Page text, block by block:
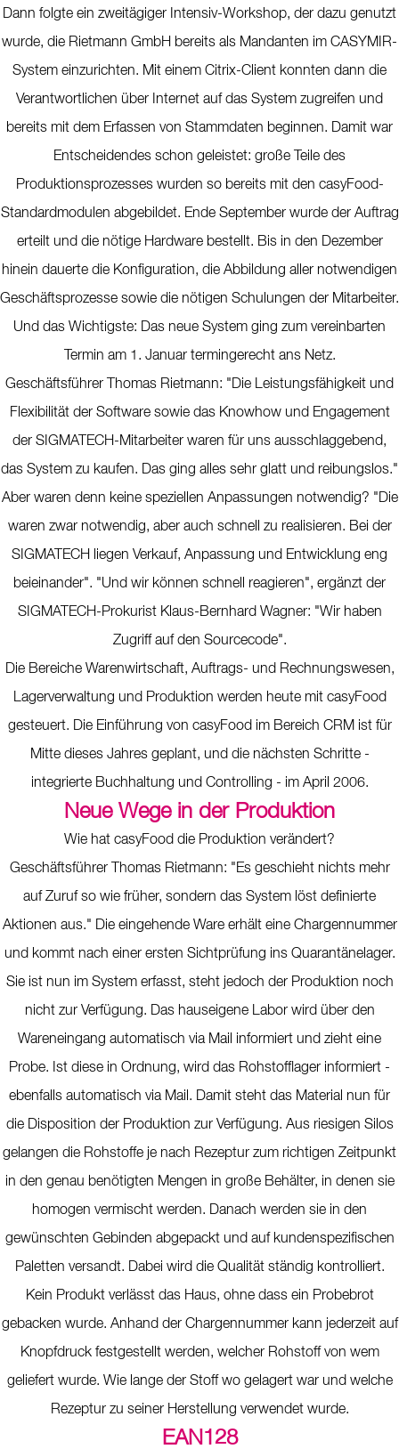
Dann folgte ein zweitägiger Intensiv-Workshop, der dazu genutzt
wurde, die Rietmann GmbH bereits als Mandanten im CASYMIR-
System einzurichten. Mit einem Citrix-Client konnten dann die
Verantwortlichen über Internet auf das System zugreifen und
bereits mit dem Erfassen von Stammdaten beginnen. Damit war
Entscheidendes schon geleistet: große Teile des
Produktionsprozesses wurden so bereits mit den casyFood-
Standardmodulen abgebildet. Ende September wurde der Auftrag
erteilt und die nötige Hardware bestellt. Bis in den Dezember
hinein dauerte die Konfiguration, die Abbildung aller notwendigen
Geschäftsprozesse sowie die nötigen Schulungen der Mitarbeiter.
Und das Wichtigste: Das neue System ging zum vereinbarten
Termin am 1. Januar termingerecht ans Netz.
Geschäftsführer Thomas Rietmann: "Die Leistungsfähigkeit und
Flexibilität der Software sowie das Knowhow und Engagement
der SIGMATECH-Mitarbeiter waren für uns ausschlaggebend,
das System zu kaufen. Das ging alles sehr glatt und reibungslos."
Aber waren denn keine speziellen Anpassungen notwendig? "Die
waren zwar notwendig, aber auch schnell zu realisieren. Bei der
SIGMATECH liegen Verkauf, Anpassung und Entwicklung eng
beieinander". "Und wir können schnell reagieren", ergänzt der
SIGMATECH-Prokurist Klaus-Bernhard Wagner: "Wir haben
Zugriff auf den Sourcecode".
Die Bereiche Warenwirtschaft, Auftrags- und Rechnungswesen,
Lagerverwaltung und Produktion werden heute mit casyFood
gesteuert. Die Einführung von casyFood im Bereich CRM ist für
Mitte dieses Jahres geplant, und die nächsten Schritte -
integrierte Buchhaltung und Controlling - im April 2006.
Neue Wege in der Produktion
Wie hat casyFood die Produktion verändert?
Geschäftsführer Thomas Rietmann: "Es geschieht nichts mehr
auf Zuruf so wie früher, sondern das System löst definierte
Aktionen aus." Die eingehende Ware erhält eine Chargennummer
und kommt nach einer ersten Sichtprüfung ins Quarantänelager.
Sie ist nun im System erfasst, steht jedoch der Produktion noch
nicht zur Verfügung. Das hauseigene Labor wird über den
Wareneingang automatisch via Mail informiert und zieht eine
Probe. Ist diese in Ordnung, wird das Rohstofflager informiert -
ebenfalls automatisch via Mail. Damit steht das Material nun für
die Disposition der Produktion zur Verfügung. Aus riesigen Silos
gelangen die Rohstoffe je nach Rezeptur zum richtigen Zeitpunkt
in den genau benötigten Mengen in große Behälter, in denen sie
homogen vermischt werden. Danach werden sie in den
gewünschten Gebinden abgepackt und auf kundenspezifischen
Paletten versandt. Dabei wird die Qualität ständig kontrolliert.
Kein Produkt verlässt das Haus, ohne dass ein Probebrot
gebacken wurde. Anhand der Chargennummer kann jederzeit auf
Knopfdruck festgestellt werden, welcher Rohstoff von wem
geliefert wurde. Wie lange der Stoff wo gelagert war und welche
Rezeptur zu seiner Herstellung verwendet wurde.
EAN128